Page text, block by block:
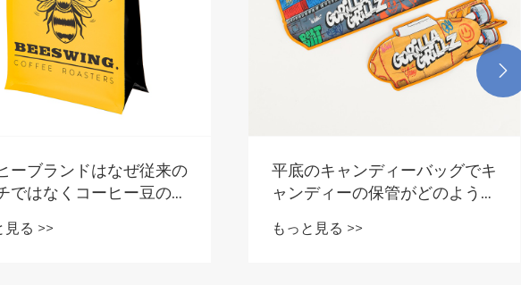
ーブランドはなぜ従来の
ではなくコーヒー豆の平
見る >>
平底のキャンディーバッグでキ
ャンディーの保管がどのように
もっと見る >>
